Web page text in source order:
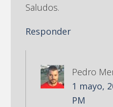
Saludos.
Responder
Pedro
1 mayo,
PM